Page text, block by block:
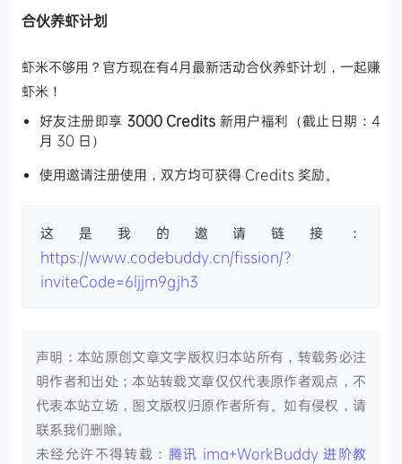
合伙养虾计划
虾米不够用？官方现在有4月最新活动合伙养虾计划，一起赚
虾米！
好友注册即享 3000 Credits 新用户福利（截止日期：4
月 30 日）
使用邀请注册使用，双方均可获得 Credits 奖励。
这是我的邀请链接：
https://www.codebuddy.cn/fission/?
inviteCode=6ljjm9gjh3
声明：本站原创文章文字版权归本站所有，转载务必注
明作者和出处；本站转载文章仅仅代表原作者观点，不
代表本站立场，图文版权归原作者所有。如有侵权，请
联系我们删除。
未经允许不得转载： 腾讯 ima+WorkBuddy 进阶教